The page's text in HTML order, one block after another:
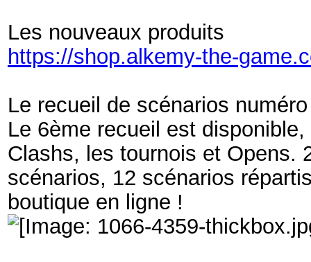
Les nouveaux produits
https://shop.alkemy-the-
Le recueil de scénarios
­Le 6ème recueil est
Clashs, les tournois et Opens.
scénarios, 12 scénarios
boutique en ligne !